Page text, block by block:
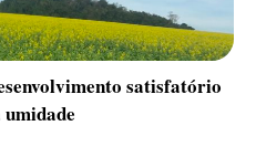
satisfatório